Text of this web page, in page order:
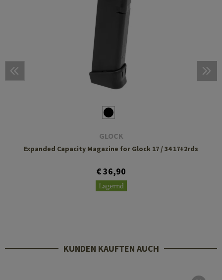
GLOCK
Expanded Capacity Magazine for Glock 17 / 34 17+2rds
€ 36,90
Lagernd
KUNDEN KAUFTEN AUCH